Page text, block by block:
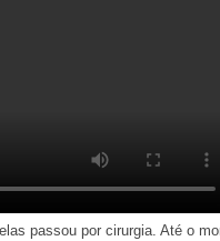
passou por cirurgia. Até o